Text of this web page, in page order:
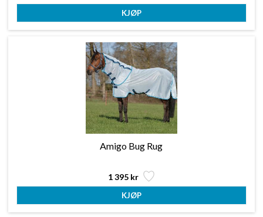
Amigo Bug Rug
1 395 kr